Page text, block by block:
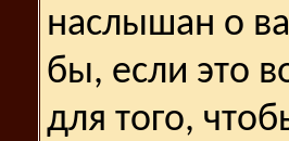
наслышан о
бы, если это
для того,